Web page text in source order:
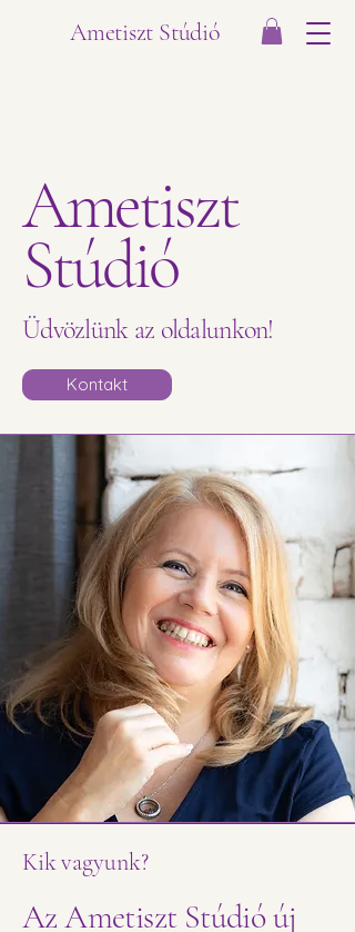
Ametiszt Stúdió
Ametiszt
Stúdió
Üdvözlünk az oldalunkon!
Kontakt
Kik vagyunk?
Az Ametiszt Stúdió új